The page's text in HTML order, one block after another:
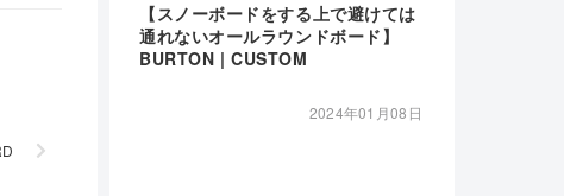
【スノーボードをする上で避けては
通れないオールラウンドボード】
BURTON | CUSTOM
2024年01月08日